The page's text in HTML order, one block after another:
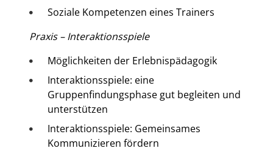
Soziale Kompetenzen eines Trainers
Praxis – Interaktionsspiele
Möglichkeiten der Erlebnispädagogik
Interaktionsspiele: eine
Gruppenfindungsphase gut begleiten und
unterstützen
Interaktionsspiele: Gemeinsames
Kommunizieren fördern